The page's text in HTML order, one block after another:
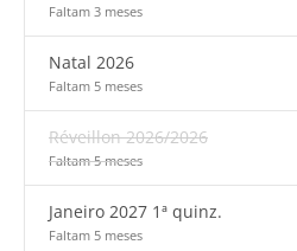
Faltam 3 meses
Natal 2026
Faltam 5 meses
Réveillon 2026/2026
Faltam 5 meses
Janeiro 2027 1ª quinz.
Faltam 5 meses